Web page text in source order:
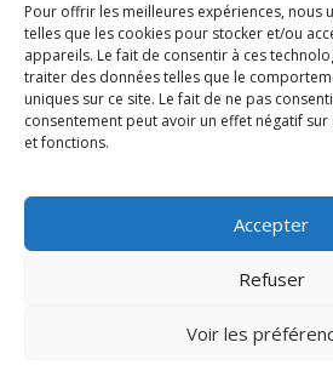
Pour offrir les meilleures expériences, nous
telles que les cookies pour stocker et/ou
appareils. Le fait de consentir à ces
traiter des données telles que le
uniques sur ce site. Le fait de ne pas
consentement peut avoir un effet négatif
et fonctions.
Accepter
Refuser
Voir les
et de loisirs
Contact
Mentions légales